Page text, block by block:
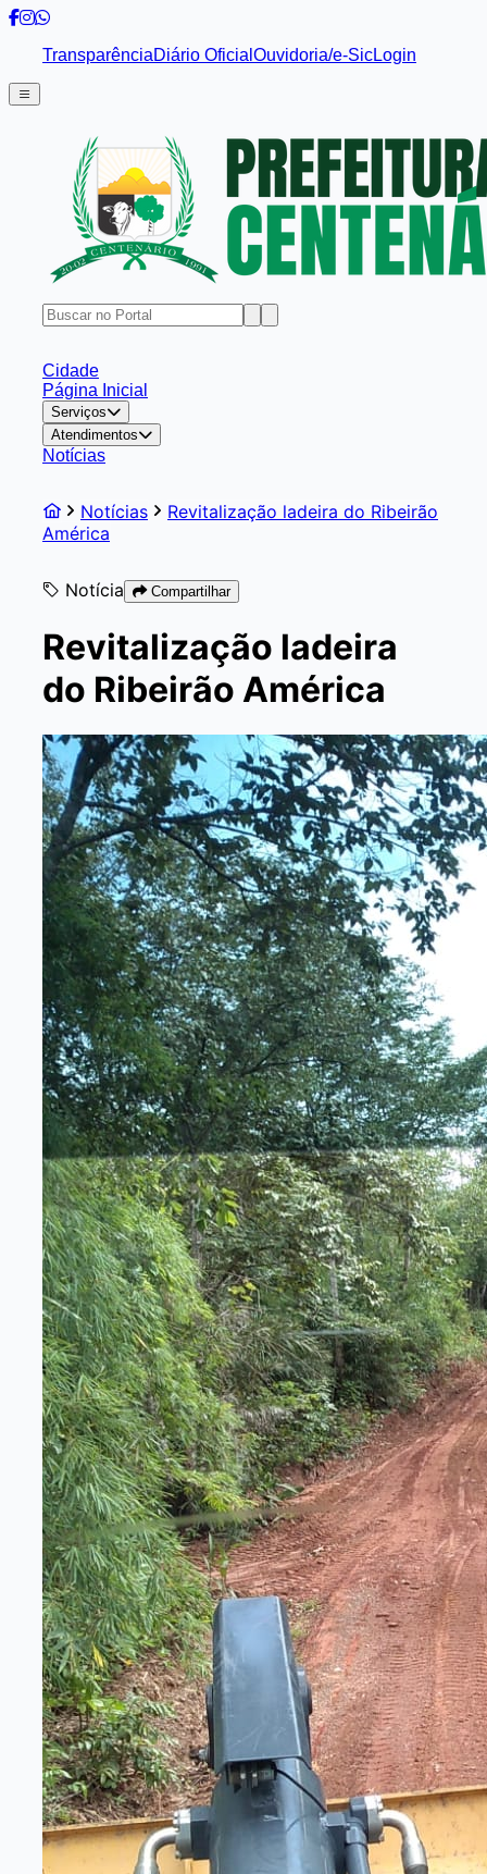
TransparênciaDiário Oficial Ouvidoria/e-SicLogin
Cidade
Página Inicial
Serviços
Atendimentos
Notícias
Notícias
Revitalização ladeira do Ribeirão
América
Notícia Compartilhar
Revitalização ladeira
do Ribeirão América